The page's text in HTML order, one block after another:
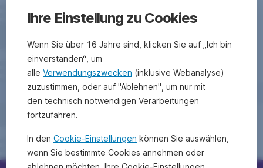
Ihre Einstellung zu Cookies
Wenn Sie über 16 Jahre sind, klicken Sie auf „Ich bin
einverstanden“, um
alle Verwendungszwecken (inklusive Webanalyse)
zuzustimmen, oder auf "Ablehnen", um nur mit
den technisch notwendigen Verarbeitungen
fortzufahren.
In den Cookie-Einstellungen können Sie auswählen,
wenn Sie bestimmte Cookies annehmen oder